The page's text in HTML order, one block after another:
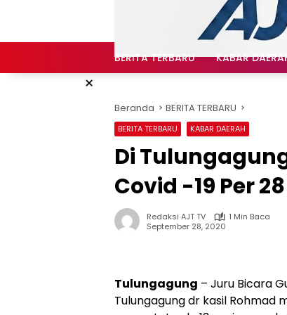
BERITA TERBARU KABAR
×
Beranda BERITA TERBARU
BERITA TERBARU KABAR DAERAH
Di
Covid -19 Per
Redaksi AJT TV
1 Min Baca
September 28, 2020
Tulungagung – Juru Bicara
Tulungagung dr kasil Rohmad